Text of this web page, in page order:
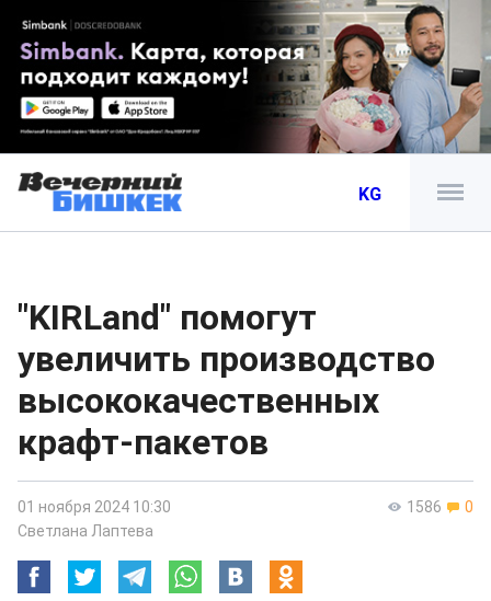
KG
"KIRLand" помогут
увеличить производство
высококачественных
крафт-пакетов
1586 0
01 ноября 2024 10:30
Светлана Лаптева